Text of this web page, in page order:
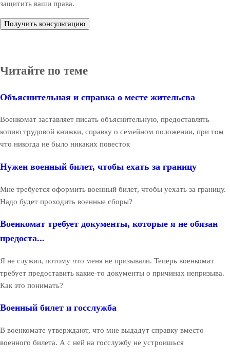
защитить ваши права.
Получить консультацию
Читайте по теме
Объяснительная и справка о месте жительсва
Военкомат заставляет писать объяснительную, предоставлять
копию трудовой книжки, справку о семейном положении, при том
что никогда не было никаких повесток
Нужен военный билет, чтобы ехать за границу
Мне требуется оформить военный билет, чтобы уехать за границу.
Надо будет проходить военные сборы?
Военкомат требует документы, которые я не обязан
предоста...
Я не служил, потому что меня не призывали. Теперь военкомат
требует предоставить какие-то документы о причинах непризыва.
Как это понимать?
Военный билет и госслужба
В военкомате утверждают, что мне выдадут справку вместо
военного билета. А с ней на госслужбу не устроишься